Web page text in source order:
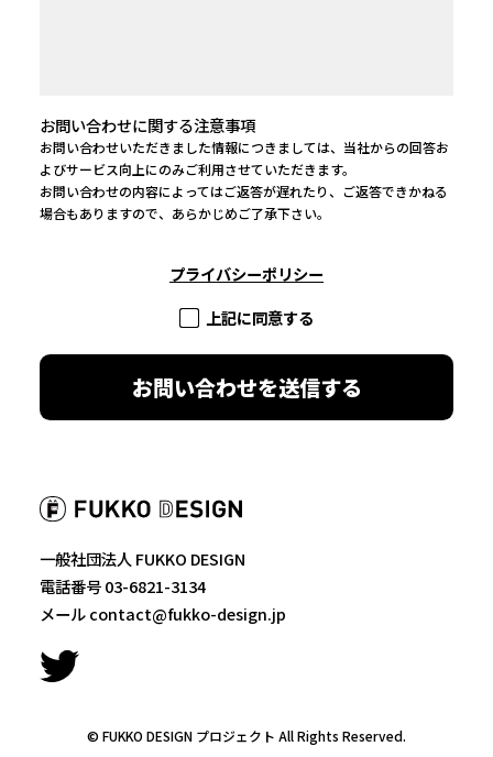
お問い合わせに関する注意事項
お問い合わせいただきました情報につきましては、当社からの回答お
よびサービス向上にのみご利用させていただきます。
お問い合わせの内容によってはご返答が遅れたり、ご返答できかねる
場合もありますので、あらかじめご了承下さい。
プライバシーポリシー
上記に同意する
お問い合わせを送信する
一般社団法人 FUKKO DESIGN
電話番号 03-6821-3134
メール contact@fukko-design.jp
© FUKKO DESIGN プロジェクト All Rights Reserved.